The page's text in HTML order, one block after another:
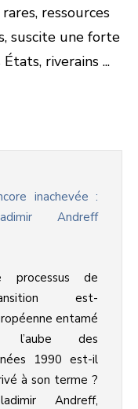
ressources
suscite une forte
riverains ...
inachevée :
Andreff
processus de
est-
entamé
l’aube des
1990 est-il
à son terme ?
Andreff,